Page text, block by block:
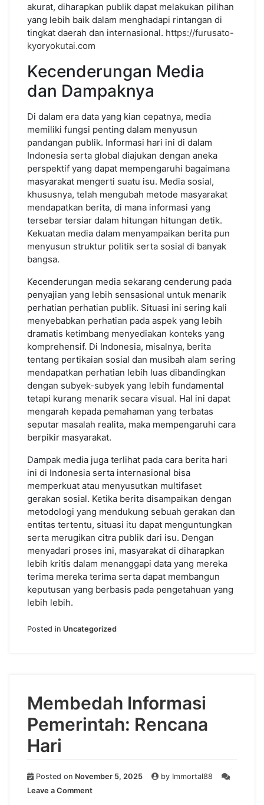
akurat, diharapkan publik dapat melakukan pilihan
yang lebih baik dalam menghadapi rintangan di
tingkat daerah dan internasional. https://furusato-
kyoryokutai.com
Kecenderungan Media
dan Dampaknya
Di dalam era data yang kian cepatnya, media
memiliki fungsi penting dalam menyusun
pandangan publik. Informasi hari ini di dalam
Indonesia serta global diajukan dengan aneka
perspektif yang dapat mempengaruhi bagaimana
masyarakat mengerti suatu isu. Media sosial,
khususnya, telah mengubah metode masyarakat
mendapatkan berita, di mana informasi yang
tersebar tersiar dalam hitungan hitungan detik.
Kekuatan media dalam menyampaikan berita pun
menyusun struktur politik serta sosial di banyak
bangsa.
Kecenderungan media sekarang cenderung pada
penyajian yang lebih sensasional untuk menarik
perhatian perhatian publik. Situasi ini sering kali
menyebabkan perhatian pada aspek yang lebih
dramatis ketimbang menyediakan konteks yang
komprehensif. Di Indonesia, misalnya, berita
tentang pertikaian sosial dan musibah alam sering
mendapatkan perhatian lebih luas dibandingkan
dengan subyek-subyek yang lebih fundamental
tetapi kurang menarik secara visual. Hal ini dapat
mengarah kepada pemahaman yang terbatas
seputar masalah realita, maka mempengaruhi cara
berpikir masyarakat.
Dampak media juga terlihat pada cara berita hari
ini di Indonesia serta internasional bisa
memperkuat atau menyusutkan multifaset
gerakan sosial. Ketika berita disampaikan dengan
metodologi yang mendukung sebuah gerakan dan
entitas tertentu, situasi itu dapat menguntungkan
serta merugikan citra publik dari isu. Dengan
menyadari proses ini, masyarakat di diharapkan
lebih kritis dalam menanggapi data yang mereka
terima mereka terima serta dapat membangun
keputusan yang berbasis pada pengetahuan yang
lebih lebih.
Posted in Uncategorized
Membedah Informasi
Pemerintah: Rencana
Hari
Posted on November 5, 2025 by Immortal88
Leave a Commenton